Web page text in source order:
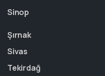
Sinop
Şırnak
Sivas
Tekirdağ